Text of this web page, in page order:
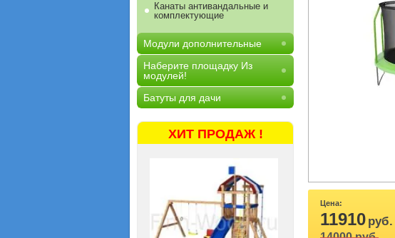
Канаты антивандальные и
комплектующие
Модули дополнительные
Наберите площадку Из
модулей!
Батуты для дачи
ХИТ ПРОДАЖ !
Цена:
11910 руб.